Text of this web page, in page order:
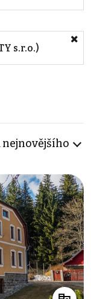
s.r.o.)
nejnovějšího